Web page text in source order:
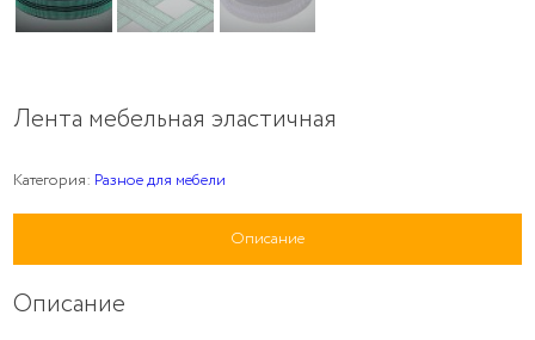
Лента мебельная эластичная
Категория: Разное для мебели
Описание
Описание